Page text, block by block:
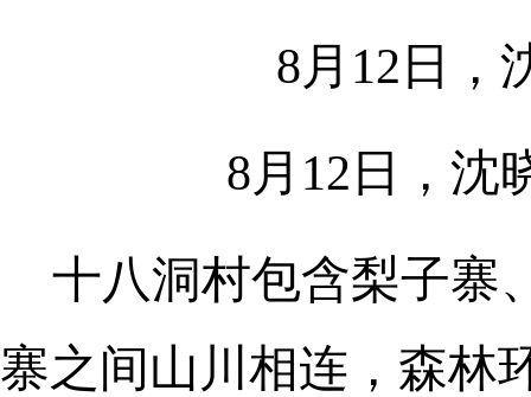
8月12日，
8月12日，沈
十八洞村包含梨子寨
寨之间山川相连，森林